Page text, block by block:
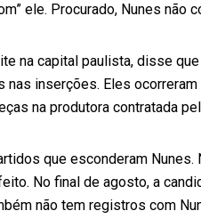
ele. Procurado, Nunes não
na capital paulista, disse
inserções. Eles
na produtora contratada
que esconderam Nunes.
No final de agosto, a
não tem registros com